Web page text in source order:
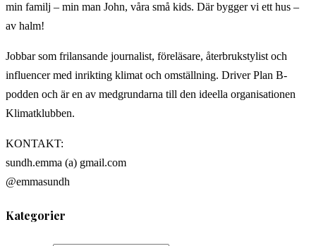
min familj – min man John, våra små kids. Där bygger vi ett hus –
av halm!
Jobbar som frilansande journalist, föreläsare, återbrukstylist och
influencer med inrikting klimat och omställning. Driver Plan B-
podden och är en av medgrundarna till den ideella organisationen
Klimatklubben.
KONTAKT:
sundh.emma (a) gmail.com
@emmasundh
Kategorier